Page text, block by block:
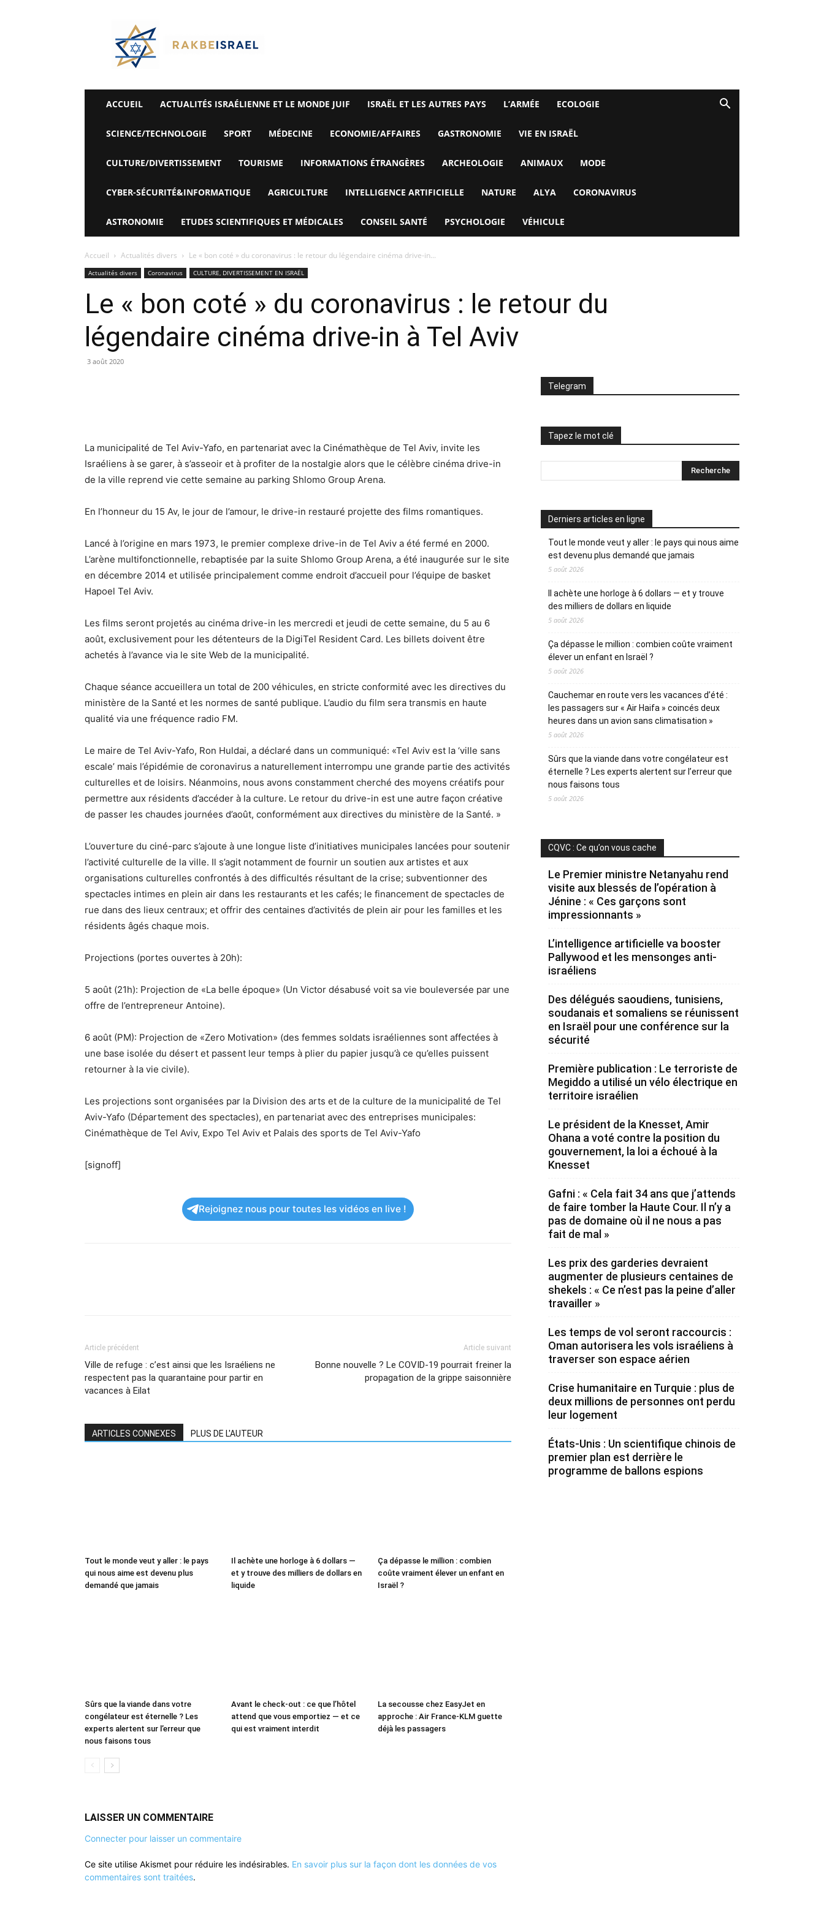
Rak
Be
Israel-
Alyaexpress-
News
ACCUEIL ACTUALITÉS ISRAÉLIENNE ET LE MONDE JUIF ISRAËL ET LES AUTRES PAYS L’ARMÉE ECOLOGIE
SCIENCE/TECHNOLOGIE SPORT MÉDECINE ECONOMIE/AFFAIRES GASTRONOMIE VIE EN ISRAËL
CULTURE/DIVERTISSEMENT TOURISME INFORMATIONS ÉTRANGÈRES ARCHEOLOGIE ANIMAUX MODE
CYBER-SÉCURITÉ&INFORMATIQUE AGRICULTURE INTELLIGENCE ARTIFICIELLE NATURE ALYA CORONAVIRUS
ASTRONOMIE ETUDES SCIENTIFIQUES ET MÉDICALES CONSEIL SANTÉ PSYCHOLOGIE VÉHICULE
Accueil Actualités divers Le « bon coté » du coronavirus : le retour du légendaire cinéma drive-in...
Actualités divers Coronavirus CULTURE, DIVERTISSEMENT EN ISRAËL
Le « bon coté » du coronavirus : le retour du
légendaire cinéma drive-in à Tel Aviv
3 août 2020
La municipalité de Tel Aviv-Yafo, en partenariat avec la Cinémathèque de Tel Aviv, invite les
Israéliens à se garer, à s’asseoir et à profiter de la nostalgie alors que le célèbre cinéma drive-in
de la ville reprend vie cette semaine au parking Shlomo Group Arena.
En l’honneur du 15 Av, le jour de l’amour, le drive-in restauré projette des films romantiques.
Lancé à l’origine en mars 1973, le premier complexe drive-in de Tel Aviv a été fermé en 2000.
L’arène multifonctionnelle, rebaptisée par la suite Shlomo Group Arena, a été inaugurée sur le site
en décembre 2014 et utilisée principalement comme endroit d’accueil pour l’équipe de basket
Hapoel Tel Aviv.
Les films seront projetés au cinéma drive-in les mercredi et jeudi de cette semaine, du 5 au 6
août, exclusivement pour les détenteurs de la DigiTel Resident Card. Les billets doivent être
achetés à l’avance via le site Web de la municipalité.
Chaque séance accueillera un total de 200 véhicules, en stricte conformité avec les directives du
ministère de la Santé et les normes de santé publique. L’audio du film sera transmis en haute
qualité via une fréquence radio FM.
Le maire de Tel Aviv-Yafo, Ron Huldai, a déclaré dans un communiqué: «Tel Aviv est la ‘ville sans
escale’ mais l’épidémie de coronavirus a naturellement interrompu une grande partie des activités
culturelles et de loisirs. Néanmoins, nous avons constamment cherché des moyens créatifs pour
permettre aux résidents d’accéder à la culture. Le retour du drive-in est une autre façon créative
de passer les chaudes journées d’août, conformément aux directives du ministère de la Santé. »
L’ouverture du ciné-parc s’ajoute à une longue liste d’initiatives municipales lancées pour soutenir
l’activité culturelle de la ville. Il s’agit notamment de fournir un soutien aux artistes et aux
organisations culturelles confrontés à des difficultés résultant de la crise; subventionner des
spectacles intimes en plein air dans les restaurants et les cafés; le financement de spectacles de
rue dans des lieux centraux; et offrir des centaines d’activités de plein air pour les familles et les
résidents âgés chaque mois.
Projections (portes ouvertes à 20h):
5 août (21h): Projection de «La belle époque» (Un Victor désabusé voit sa vie bouleversée par une
offre de l’entrepreneur Antoine).
6 août (PM): Projection de «Zero Motivation» (des femmes soldats israéliennes sont affectées à
une base isolée du désert et passent leur temps à plier du papier jusqu’à ce qu’elles puissent
retourner à la vie civile).
Les projections sont organisées par la Division des arts et de la culture de la municipalité de Tel
Aviv-Yafo (Département des spectacles), en partenariat avec des entreprises municipales:
Cinémathèque de Tel Aviv, Expo Tel Aviv et Palais des sports de Tel Aviv-Yafo
[signoff]
Rejoignez nous pour toutes les vidéos en live !
Article précédent
Ville de refuge : c’est ainsi que les Israéliens ne
respectent pas la quarantaine pour partir en
vacances à Eilat
Article suivant
Bonne nouvelle ? Le COVID-19 pourrait freiner la
propagation de la grippe saisonnière
ARTICLES CONNEXES PLUS DE L'AUTEUR
Tout le monde veut y aller : le pays
qui nous aime est devenu plus
demandé que jamais
Il achète une horloge à 6 dollars —
et y trouve des milliers de dollars en
liquide
Ça dépasse le million : combien
coûte vraiment élever un enfant en
Israël ?
Sûrs que la viande dans votre
congélateur est éternelle ? Les
experts alertent sur l’erreur que
nous faisons tous
Avant le check-out : ce que l’hôtel
attend que vous emportiez — et ce
qui est vraiment interdit
La secousse chez EasyJet en
approche : Air France-KLM guette
déjà les passagers
LAISSER UN COMMENTAIRE
Connecter pour laisser un commentaire
Ce site utilise Akismet pour réduire les indésirables. En savoir plus sur la façon dont les données de vos
commentaires sont traitées.
Telegram
Tapez le mot clé
Derniers articles en ligne
Tout le monde veut y aller : le pays qui nous aime
est devenu plus demandé que jamais
5 août 2026
Il achète une horloge à 6 dollars — et y trouve
des milliers de dollars en liquide
5 août 2026
Ça dépasse le million : combien coûte vraiment
élever un enfant en Israël ?
5 août 2026
Cauchemar en route vers les vacances d’été :
les passagers sur « Air Haifa » coincés deux
heures dans un avion sans climatisation »
5 août 2026
Sûrs que la viande dans votre congélateur est
éternelle ? Les experts alertent sur l’erreur que
nous faisons tous
5 août 2026
CQVC : Ce qu’on vous cache
Le Premier ministre Netanyahu rend
visite aux blessés de l’opération à
Jénine : « Ces garçons sont
impressionnants »
L’intelligence artificielle va booster
Pallywood et les mensonges anti-
israéliens
Des délégués saoudiens, tunisiens,
soudanais et somaliens se réunissent
en Israël pour une conférence sur la
sécurité
Première publication : Le terroriste de
Megiddo a utilisé un vélo électrique en
territoire israélien
Le président de la Knesset, Amir
Ohana a voté contre la position du
gouvernement, la loi a échoué à la
Knesset
Gafni : « Cela fait 34 ans que j’attends
de faire tomber la Haute Cour. Il n’y a
pas de domaine où il ne nous a pas
fait de mal »
Les prix des garderies devraient
augmenter de plusieurs centaines de
shekels : « Ce n’est pas la peine d’aller
travailler »
Les temps de vol seront raccourcis :
Oman autorisera les vols israéliens à
traverser son espace aérien
Crise humanitaire en Turquie : plus de
deux millions de personnes ont perdu
leur logement
États-Unis : Un scientifique chinois de
premier plan est derrière le
programme de ballons espions